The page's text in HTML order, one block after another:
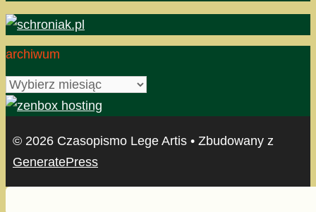
archiwum
archiwum
© 2026 Czasopismo Lege Artis • Zbudowany z
GeneratePress